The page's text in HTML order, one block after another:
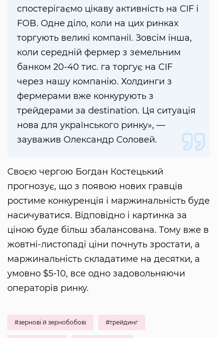
спостерігаємо цікаву активність на CIF і
FOB. Одне діло, коли на цих ринках
торгують великі компанії. Зовсім інша,
коли середній фермер з земельним
банком 20-40 тис. га торгує на CIF
через нашу компанію. Холдинги з
фермерами вже конкурують з
трейдерами за destination. Ця ситуація
нова для українського ринку», —
зауважив Олександр Соловей.
Своєю чергою Богдан Костецький
прогнозує, що з появою нових гравців
ростиме конкуренція і маржинальність буде
насичуватися. Відповідно і картинка за
ціною буде більш збалансована. Тому вже в
жовтні-листопаді ціни почнуть зростати, а
маржинальність складатиме на десятки, а
умовно $5-10, все одно задовольняючи
операторів ринку.
#зернові й зернобобові #трейдинг